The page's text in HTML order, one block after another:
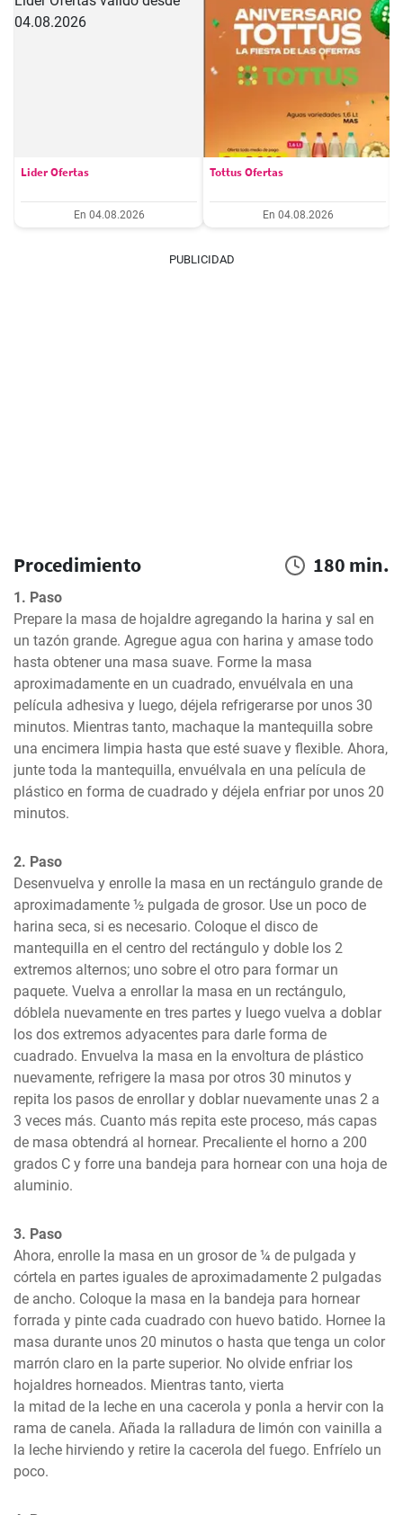
Lider Ofertas
En 04.08.2026
Tottus Ofertas
En 04.08.2026
PUBLICIDAD
Procedimiento 180 min.
1. Paso
Prepare la masa de hojaldre agregando la harina y sal en
un tazón grande. Agregue agua con harina y amase todo
hasta obtener una masa suave. Forme la masa
aproximadamente en un cuadrado, envuélvala en una
película adhesiva y luego, déjela refrigerarse por unos 30
minutos. Mientras tanto, machaque la mantequilla sobre
una encimera limpia hasta que esté suave y flexible. Ahora,
junte toda la mantequilla, envuélvala en una película de
plástico en forma de cuadrado y déjela enfriar por unos 20
minutos.
2. Paso
Desenvuelva y enrolle la masa en un rectángulo grande de
aproximadamente ½ pulgada de grosor. Use un poco de
harina seca, si es necesario. Coloque el disco de
mantequilla en el centro del rectángulo y doble los 2
extremos alternos; uno sobre el otro para formar un
paquete. Vuelva a enrollar la masa en un rectángulo,
dóblela nuevamente en tres partes y luego vuelva a doblar
los dos extremos adyacentes para darle forma de
cuadrado. Envuelva la masa en la envoltura de plástico
nuevamente, refrigere la masa por otros 30 minutos y
repita los pasos de enrollar y doblar nuevamente unas 2 a
3 veces más. Cuanto más repita este proceso, más capas
de masa obtendrá al hornear. Precaliente el horno a 200
grados C y forre una bandeja para hornear con una hoja de
aluminio.
3. Paso
Ahora, enrolle la masa en un grosor de ¼ de pulgada y
córtela en partes iguales de aproximadamente 2 pulgadas
de ancho. Coloque la masa en la bandeja para hornear
forrada y pinte cada cuadrado con huevo batido. Hornee la
masa durante unos 20 minutos o hasta que tenga un color
marrón claro en la parte superior. No olvide enfriar los
hojaldres horneados. Mientras tanto, vierta
la mitad de la leche en una cacerola y ponla a hervir con la
rama de canela. Añada la ralladura de limón con vainilla a
la leche hirviendo y retire la cacerola del fuego. Enfríelo un
poco.